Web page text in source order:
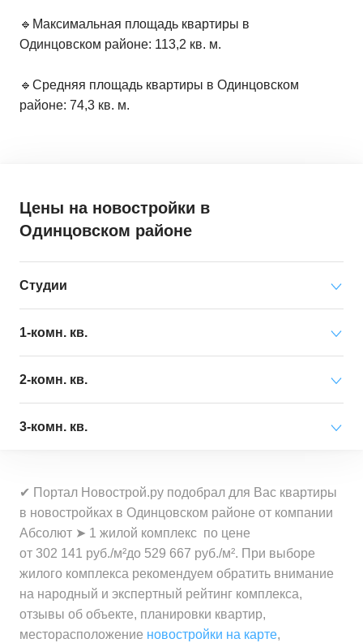
🔹Максимальная площадь квартиры в
Одинцовском районе: 113,2 кв. м.
🔹Средняя площадь квартиры в Одинцовском
районе: 74,3 кв. м.
Цены на новостройки в
Одинцовском районе
Студии
Минимальная цена от 12 553 000 ₽
Средняя цена от 524 200 ₽
1-комн. кв.
Минимальная цена от 16 149 000 ₽
Минимальная цена
за 1 м²
Средняя цена
за 1 м²
от 424 700 ₽
2-комн. кв.
Минимальная цена от 22 192 000 ₽
Средняя цена
за квартиру
от 27 258 000 ₽
Минимальная цена
за 1 м²
от 324 500 ₽
Средняя цена
за 1 м²
3-комн. кв.
за квартиру
Средняя цена
за квартиру
Минимальная цена
за 1 м²
от 302 100 ₽
✔ Портал Новострой.ру подобрал для Вас квартиры
в новостройках в Одинцовском районе от компании
Абсолют ➤ 1 жилой комплекс по цене
от 302 141 руб./м²до 529 667 руб./м². При выборе
жилого комплекса рекомендуем обратить внимание
на народный и экспертный рейтинг комплекса,
отзывы об объекте, планировки квартир,
месторасположение новостройки на карте,